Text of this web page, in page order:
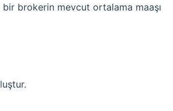
brokerin mevcut ortalama maaşı